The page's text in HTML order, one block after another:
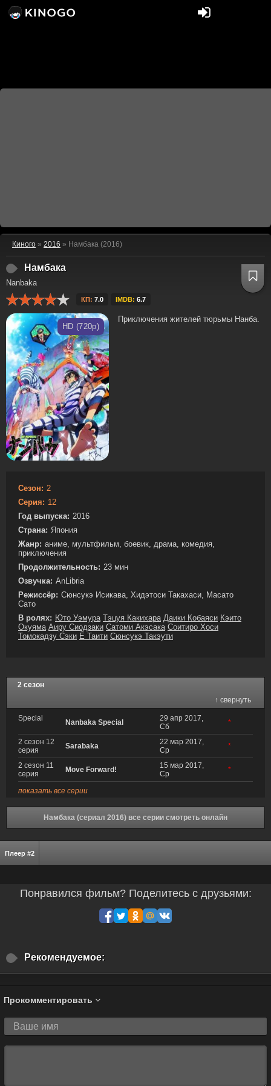
Киного » 2016 » Намбака (2016)
Намбака
Nanbaka
КП: 7.0 IMDB: 6.7
HD (720p)
Приключения жителей тюрьмы Нанба.
Сезон: 2
Серия: 12
Год выпуска: 2016
Страна: Япония
Жанр: аниме, мультфильм, боевик, драма, комедия,
приключения
Продолжительность: 23 мин
Озвучка: AnLibria
Режиссёр: Сюнсукэ Исикава, Хидэтоси Такахаси, Масато
Сато
В ролях: Юто Уэмура Тэцуя Какихара Даики Кобаяси Кэито
Окуяма Аиру Сиодзаки Сатоми Акэсака Соитиро Хоси
Томокадзу Сэки Ё Таити Сюнсукэ Такэути
2 сезон
↑ свернуть
Special Nanbaka Special
29 апр 2017,
Сб
*
2 сезон 12
серия
Sarabaka
22 мар 2017,
Ср
*
2 сезон 11
серия
Move Forward!
15 мар 2017,
Ср
*
показать все серии
Намбака (сериал 2016) все серии смотреть онлайн
Плеер #2
Понравился фильм? Поделитесь с друзьями:
Рекомендуемое:
Прокомментировать